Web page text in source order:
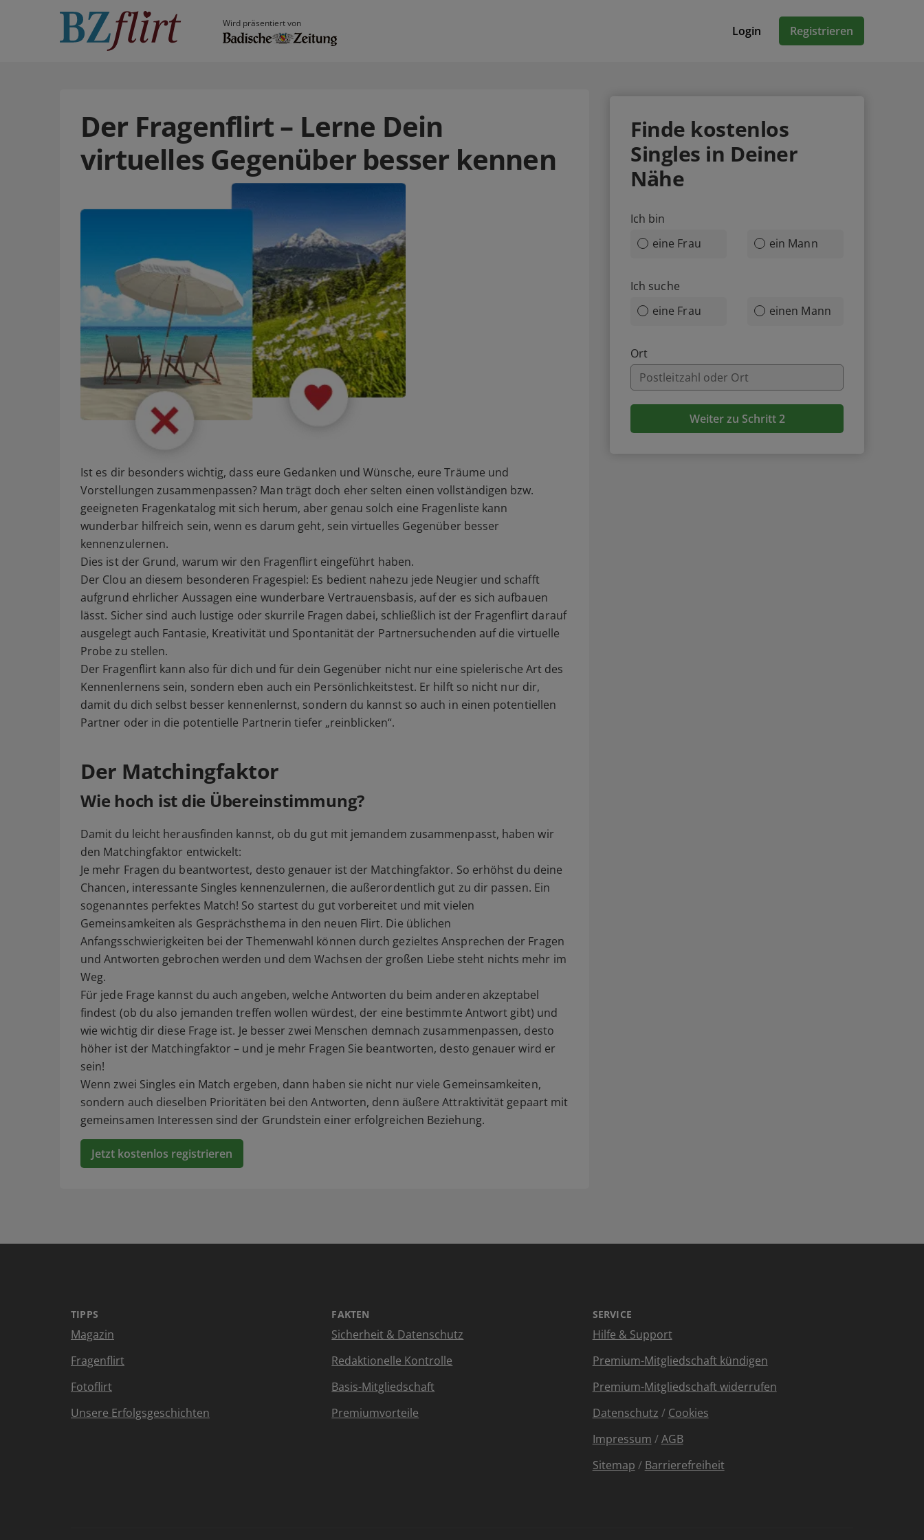
Wird präsentiert von
Login Registrieren
Der Fragenflirt – Lerne Dein
virtuelles Gegenüber besser kennen
Ist es dir besonders wichtig, dass eure Gedanken und Wünsche, eure Träume und
Vorstellungen zusammenpassen? Man trägt doch eher selten einen vollständigen bzw.
geeigneten Fragenkatalog mit sich herum, aber genau solch eine Fragenliste kann
wunderbar hilfreich sein, wenn es darum geht, sein virtuelles Gegenüber besser
kennenzulernen.
Dies ist der Grund, warum wir den Fragenflirt eingeführt haben.
Der Clou an diesem besonderen Fragespiel: Es bedient nahezu jede Neugier und schafft
aufgrund ehrlicher Aussagen eine wunderbare Vertrauensbasis, auf der es sich aufbauen
lässt. Sicher sind auch lustige oder skurrile Fragen dabei, schließlich ist der Fragenflirt darauf
ausgelegt auch Fantasie, Kreativität und Spontanität der Partnersuchenden auf die virtuelle
Probe zu stellen.
Der Fragenflirt kann also für dich und für dein Gegenüber nicht nur eine spielerische Art des
Kennenlernens sein, sondern eben auch ein Persönlichkeitstest. Er hilft so nicht nur dir,
damit du dich selbst besser kennenlernst, sondern du kannst so auch in einen potentiellen
Partner oder in die potentielle Partnerin tiefer „reinblicken“.
Der Matchingfaktor
Wie hoch ist die Übereinstimmung?
Damit du leicht herausfinden kannst, ob du gut mit jemandem zusammenpasst, haben wir
den Matchingfaktor entwickelt:
Je mehr Fragen du beantwortest, desto genauer ist der Matchingfaktor. So erhöhst du deine
Chancen, interessante Singles kennenzulernen, die außerordentlich gut zu dir passen. Ein
sogenanntes perfektes Match! So startest du gut vorbereitet und mit vielen
Gemeinsamkeiten als Gesprächsthema in den neuen Flirt. Die üblichen
Anfangsschwierigkeiten bei der Themenwahl können durch gezieltes Ansprechen der Fragen
und Antworten gebrochen werden und dem Wachsen der großen Liebe steht nichts mehr im
Weg.
Für jede Frage kannst du auch angeben, welche Antworten du beim anderen akzeptabel
findest (ob du also jemanden treffen wollen würdest, der eine bestimmte Antwort gibt) und
wie wichtig dir diese Frage ist. Je besser zwei Menschen demnach zusammenpassen, desto
höher ist der Matchingfaktor – und je mehr Fragen Sie beantworten, desto genauer wird er
sein!
Wenn zwei Singles ein Match ergeben, dann haben sie nicht nur viele Gemeinsamkeiten,
sondern auch dieselben Prioritäten bei den Antworten, denn äußere Attraktivität gepaart mit
gemeinsamen Interessen sind der Grundstein einer erfolgreichen Beziehung.
Jetzt kostenlos registrieren
Finde kostenlos
Singles in Deiner
Nähe
Ich bin
eine Frau
ein Mann
Ich suche
eine Frau
einen Mann
Ort
Weiter zu Schritt 2
TIPPS
Magazin
Fragenflirt
Fotoflirt
Unsere Erfolgsgeschichten
FAKTEN
Sicherheit & Datenschutz
Redaktionelle Kontrolle
Basis-Mitgliedschaft
Premiumvorteile
SERVICE
Hilfe & Support
Premium-Mitgliedschaft kündigen
Premium-Mitgliedschaft widerrufen
Datenschutz / Cookies
Impressum /AGB
Sitemap / Barrierefreiheit